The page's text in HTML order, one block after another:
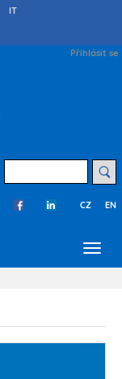
IT
User
Přihlásit se
CZ EN